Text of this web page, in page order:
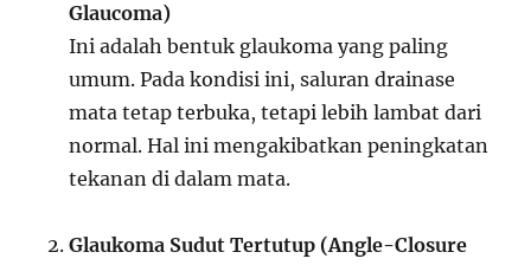
Glaucoma)
Ini adalah bentuk glaukoma yang paling
umum. Pada kondisi ini, saluran drainase
mata tetap terbuka, tetapi lebih lambat dari
normal. Hal ini mengakibatkan peningkatan
tekanan di dalam mata.
Glaukoma Sudut Tertutup (Angle-Closure